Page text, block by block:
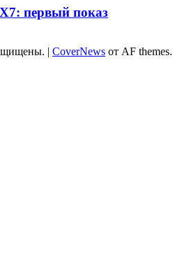
первый показ
| CoverNews от AF themes.